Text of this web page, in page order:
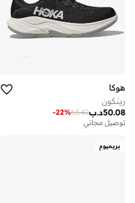
هوكا
رينكون
د.ب50.08
63.42
-22%
توصيل مجاني
بريميوم